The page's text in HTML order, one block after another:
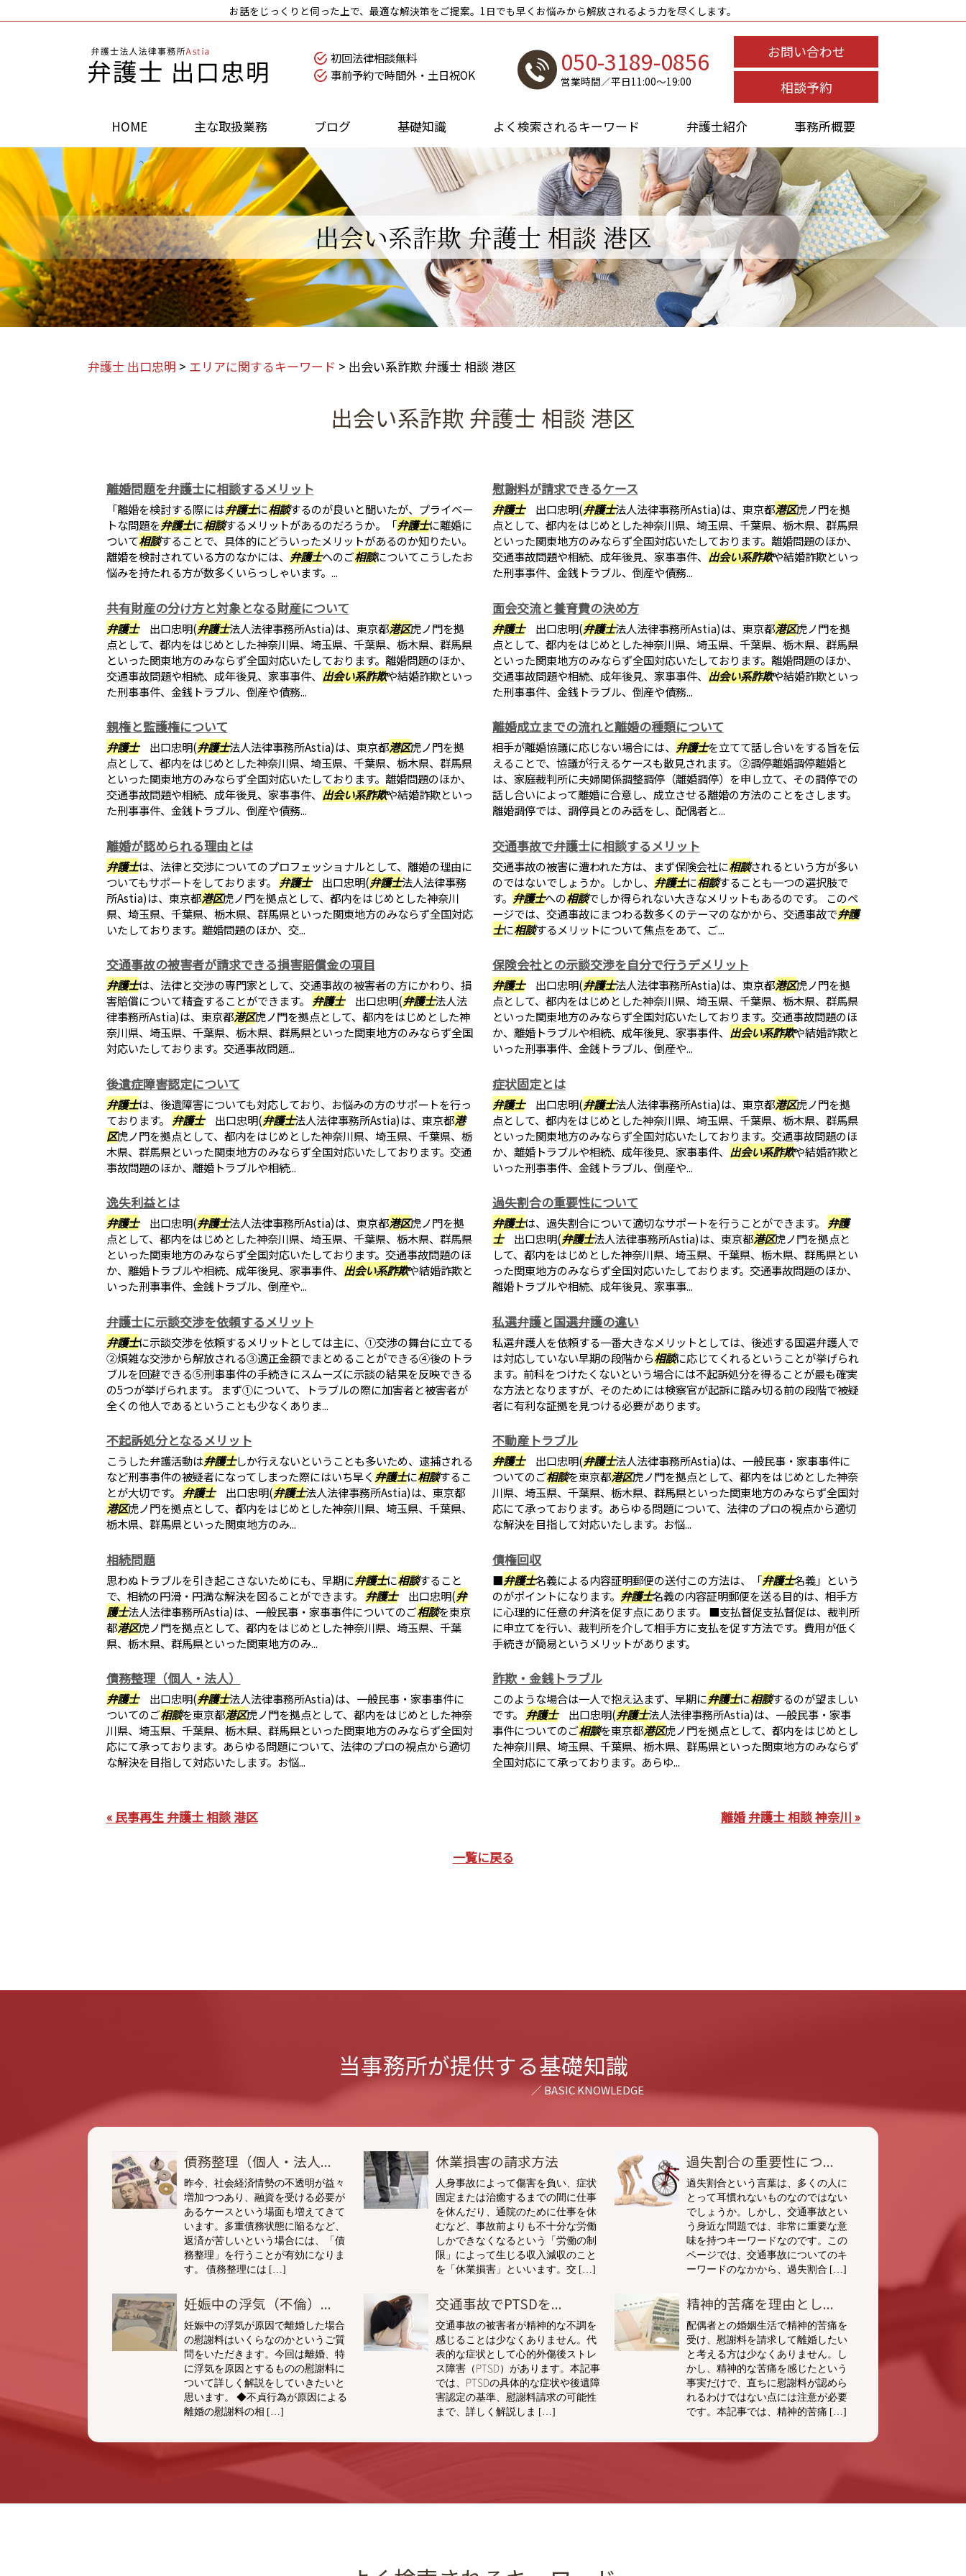
出会い系詐欺 弁護士 相談 港区
お話をじっくりと伺った上で、最適な解決策をご提案。1日でも早くお悩みから解放されるよう力を尽くします。
初回法律相談無料
事前予約で時間外・土日祝OK
050-3189-0856
営業時間／平日11:00～19:00
お問い合わせ
相談予約
HOME 主な取扱業務 ブログ 基礎知識 よく検索されるキーワード 弁護士紹介 事務所概要
弁護士 出口忠明 > エリアに関するキーワード > 出会い系詐欺 弁護士 相談 港区
出会い系詐欺 弁護士 相談 港区
離婚問題を弁護士に相談するメリット
「離婚を検討する際には弁護士に相談するのが良いと聞いたが、プライベー
トな問題を弁護士に相談するメリットがあるのだろうか。「弁護士に離婚に
ついて相談することで、具体的にどういったメリットがあるのか知りたい。
離婚を検討されている方のなかには、 弁護士へのご相談についてこうしたお
悩みを持たれる方が数多くいらっしゃいます。...
慰謝料が請求できるケース
弁護士出口忠明(弁護士法人法律事務所Astia)は、東京都港区虎ノ門を拠
点として、都内をはじめとした神奈川県、埼玉県、千葉県、栃木県、群馬県
といった関東地方のみならず全国対応いたしております。離婚問題のほか、
交通事故問題や相続、成年後見、家事事件、 出会い系詐欺や結婚詐欺といっ
た刑事事件、金銭トラブル、倒産や債務...
共有財産の分け方と対象となる財産について
弁護士出口忠明(弁護士法人法律事務所Astia)は、東京都港区虎ノ門を拠
点として、都内をはじめとした神奈川県、埼玉県、千葉県、栃木県、群馬県
といった関東地方のみならず全国対応いたしております。離婚問題のほか、
交通事故問題や相続、成年後見、家事事件、 出会い系詐欺や結婚詐欺といっ
た刑事事件、金銭トラブル、倒産や債務...
面会交流と養育費の決め方
弁護士出口忠明(弁護士法人法律事務所Astia)は、東京都港区虎ノ門を拠
点として、都内をはじめとした神奈川県、埼玉県、千葉県、栃木県、群馬県
といった関東地方のみならず全国対応いたしております。離婚問題のほか、
交通事故問題や相続、成年後見、家事事件、 出会い系詐欺や結婚詐欺といっ
た刑事事件、金銭トラブル、倒産や債務...
親権と監護権について
弁護士出口忠明(弁護士法人法律事務所Astia)は、東京都港区虎ノ門を拠
点として、都内をはじめとした神奈川県、埼玉県、千葉県、栃木県、群馬県
といった関東地方のみならず全国対応いたしております。離婚問題のほか、
交通事故問題や相続、成年後見、家事事件、 出会い系詐欺や結婚詐欺といっ
た刑事事件、金銭トラブル、倒産や債務...
離婚成立までの流れと離婚の種類について
相手が離婚協議に応じない場合には、 弁護士を立てて話し合いをする旨を伝
えることで、協議が行えるケースも散見されます。 ②調停離婚調停離婚と
は、家庭裁判所に夫婦関係調整調停（離婚調停）を申し立て、その調停での
話し合いによって離婚に合意し、成立させる離婚の方法のことをさします。
離婚調停では、調停員とのみ話をし、配偶者と...
離婚が認められる理由とは
弁護士は、法律と交渉についてのプロフェッショナルとして、離婚の理由に
ついてもサポートをしております。
弁護士出口忠明(弁護士法人法律事務
所Astia)は、東京都港区虎ノ門を拠点として、都内をはじめとした神奈川
県、埼玉県、千葉県、栃木県、群馬県といった関東地方のみならず全国対応
いたしております。離婚問題のほか、交...
交通事故で弁護士に相談するメリット
交通事故の被害に遭われた方は、まず保険会社に相談されるという方が多い
のではないでしょうか。しかし、 弁護士に相談することも一つの選択肢で
す。 弁護士への相談でしか得られない大きなメリットもあるのです。 このペ
ージでは、交通事故にまつわる数多くのテーマのなかから、交通事故で弁護
士に相談するメリットについて焦点をあて、ご...
交通事故の被害者が請求できる損害賠償金の項目
弁護士は、法律と交渉の専門家として、交通事故の被害者の方にかわり、損
害賠償について精査することができます。
弁護士出口忠明(弁護士法人法
律事務所Astia)は、東京都港区虎ノ門を拠点として、都内をはじめとした神
奈川県、埼玉県、千葉県、栃木県、群馬県といった関東地方のみならず全国
対応いたしております。交通事故問題...
保険会社との示談交渉を自分で行うデメリット
弁護士出口忠明(弁護士法人法律事務所Astia)は、東京都港区虎ノ門を拠
点として、都内をはじめとした神奈川県、埼玉県、千葉県、栃木県、群馬県
といった関東地方のみならず全国対応いたしております。交通事故問題のほ
か、離婚トラブルや相続、成年後見、家事事件、 出会い系詐欺や結婚詐欺と
いった刑事事件、金銭トラブル、倒産や...
後遺症障害認定について
弁護士は、後遺障害についても対応しており、お悩みの方のサポートを行っ
ております。
弁護士出口忠明(弁護士法人法律事務所Astia)は、東京都港
区虎ノ門を拠点として、都内をはじめとした神奈川県、埼玉県、千葉県、栃
木県、群馬県といった関東地方のみならず全国対応いたしております。交通
事故問題のほか、離婚トラブルや相続...
症状固定とは
弁護士出口忠明(弁護士法人法律事務所Astia)は、東京都港区虎ノ門を拠
点として、都内をはじめとした神奈川県、埼玉県、千葉県、栃木県、群馬県
といった関東地方のみならず全国対応いたしております。交通事故問題のほ
か、離婚トラブルや相続、成年後見、家事事件、 出会い系詐欺や結婚詐欺と
いった刑事事件、金銭トラブル、倒産や...
逸失利益とは
弁護士出口忠明(弁護士法人法律事務所Astia)は、東京都港区虎ノ門を拠
点として、都内をはじめとした神奈川県、埼玉県、千葉県、栃木県、群馬県
といった関東地方のみならず全国対応いたしております。交通事故問題のほ
か、離婚トラブルや相続、成年後見、家事事件、 出会い系詐欺や結婚詐欺と
いった刑事事件、金銭トラブル、倒産や...
過失割合の重要性について
弁護士は、過失割合について適切なサポートを行うことができます。
弁護
士出口忠明(弁護士法人法律事務所Astia)は、東京都港区虎ノ門を拠点と
して、都内をはじめとした神奈川県、埼玉県、千葉県、栃木県、群馬県とい
った関東地方のみならず全国対応いたしております。交通事故問題のほか、
離婚トラブルや相続、成年後見、家事事...
弁護士に示談交渉を依頼するメリット
弁護士に示談交渉を依頼するメリットとしては主に、①交渉の舞台に立てる
②煩雑な交渉から解放される③適正金額でまとめることができる④後のトラ
ブルを回避できる⑤刑事事件の手続きにスムーズに示談の結果を反映できる
の5つが挙げられます。 まず①について、トラブルの際に加害者と被害者が
全くの他人であるということも少なくありま...
私選弁護と国選弁護の違い
私選弁護人を依頼する一番大きなメリットとしては、後述する国選弁護人で
は対応していない早期の段階から相談に応じてくれるということが挙げられ
ます。前科をつけたくないという場合には不起訴処分を得ることが最も確実
な方法となりますが、そのためには検察官が起訴に踏み切る前の段階で被疑
者に有利な証拠を見つける必要があります。
不起訴処分となるメリット
こうした弁護活動は弁護士しか行えないということも多いため、逮捕される
など刑事事件の被疑者になってしまった際にはいち早く 弁護士に相談するこ
とが大切です。
弁護士出口忠明(弁護士法人法律事務所Astia)は、東京都
港区虎ノ門を拠点として、都内をはじめとした神奈川県、埼玉県、千葉県、
栃木県、群馬県といった関東地方のみ...
不動産トラブル
弁護士出口忠明(弁護士法人法律事務所Astia)は、一般民事・家事事件に
ついてのご相談を東京都港区虎ノ門を拠点として、都内をはじめとした神奈
川県、埼玉県、千葉県、栃木県、群馬県といった関東地方のみならず全国対
応にて承っております。あらゆる問題について、法律のプロの視点から適切
な解決を目指して対応いたします。お悩...
相続問題
思わぬトラブルを引き起こさないためにも、早期に弁護士に相談すること
で、相続の円滑・円満な解決を図ることができます。
弁護士出口忠明(弁
護士法人法律事務所Astia)は、一般民事・家事事件についてのご相談を東京
都港区虎ノ門を拠点として、都内をはじめとした神奈川県、埼玉県、千葉
県、栃木県、群馬県といった関東地方のみ...
債権回収
■弁護士名義による内容証明郵便の送付この方法は、「弁護士名義」という
のがポイントになります。 弁護士名義の内容証明郵便を送る目的は、相手方
に心理的に任意の弁済を促す点にあります。 ■支払督促支払督促は、裁判所
に申立てを行い、裁判所を介して相手方に支払を促す方法です。費用が低く
手続きが簡易というメリットがあります。
債務整理（個人・法人）
弁護士出口忠明(弁護士法人法律事務所Astia)は、一般民事・家事事件に
ついてのご相談を東京都港区虎ノ門を拠点として、都内をはじめとした神奈
川県、埼玉県、千葉県、栃木県、群馬県といった関東地方のみならず全国対
応にて承っております。あらゆる問題について、法律のプロの視点から適切
な解決を目指して対応いたします。お悩...
詐欺・金銭トラブル
このような場合は一人で抱え込まず、早期に弁護士に相談するのが望ましい
です。
弁護士出口忠明(弁護士法人法律事務所Astia)は、一般民事・家事
事件についてのご相談を東京都港区虎ノ門を拠点として、都内をはじめとし
た神奈川県、埼玉県、千葉県、栃木県、群馬県といった関東地方のみならず
全国対応にて承っております。あらゆ...
« 民事再生 弁護士 相談 港区 離婚 弁護士 相談 神奈川 »
一覧に戻る
当事務所が提供する基礎知識
債務整理（個人・法人...
昨今、社会経済情勢の不透明が益々
増加つつあり、融資を受ける必要が
あるケースという場面も増えてきて
います。多重債務状態に陥るなど、
返済が苦しいという場合には、「債
務整理」を行うことが有効になりま
す。 債務整理には […]
休業損害の請求方法
人身事故によって傷害を負い、症状
固定または治癒するまでの間に仕事
を休んだり、通院のために仕事を休
むなど、事故前よりも不十分な労働
しかできなくなるという「労働の制
限」によって生じる収入減収のこと
を「休業損害」といいます。交 […]
過失割合の重要性につ...
過失割合という言葉は、多くの人に
とって耳慣れないものなのではない
でしょうか。しかし、交通事故とい
う身近な問題では、非常に重要な意
味を持つキーワードなのです。この
ページでは、交通事故についてのキ
ーワードのなかから、過失割合 […]
妊娠中の浮気（不倫）...
妊娠中の浮気が原因で離婚した場合
の慰謝料はいくらなのかというご質
問をいただきます。今回は離婚、特
に浮気を原因とするものの慰謝料に
ついて詳しく解説をしていきたいと
思います。 ◆不貞行為が原因による
離婚の慰謝料の相 […]
交通事故でPTSDを...
交通事故の被害者が精神的な不調を
感じることは少なくありません。代
表的な症状として心的外傷後ストレ
ス障害（PTSD）があります。本記事
では、PTSDの具体的な症状や後遺障
害認定の基準、慰謝料請求の可能性
まで、詳しく解説しま […]
精神的苦痛を理由とし...
配偶者との婚姻生活で精神的苦痛を
受け、慰謝料を請求して離婚したい
と考える方は少なくありません。し
かし、精神的な苦痛を感じたという
事実だけで、直ちに慰謝料が認めら
れるわけではない点には注意が必要
です。本記事では、精神的苦痛 […]